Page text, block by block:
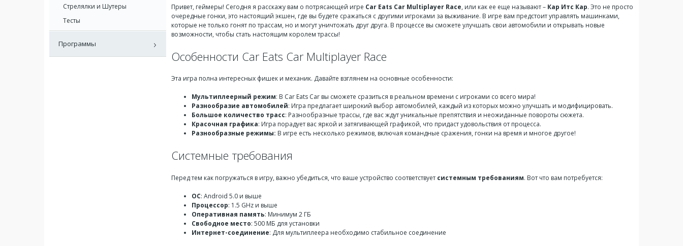
Привет, геймеры! Сегодня я расскажу вам о потрясающей игре Car Eats Car Multiplayer Race, или как ее еще называют – Кар Итс Кар. Это не просто
очередные гонки, это настоящий экшен, где вы будете сражаться с другими игроками за выживание. В игре вам предстоит управлять машинками,
которые не только гонят по трассам, но и могут уничтожать друг друга. В процессе вы сможете улучшать свои автомобили и открывать новые
возможности, чтобы стать настоящим королем трассы!
Особенности Car Eats Car Multiplayer Race
Эта игра полна интересных фишек и механик. Давайте взглянем на основные особенности:
Мультиплеерный режим: В Car Eats Car вы сможете сразиться в реальном времени с игроками со всего мира!
Разнообразие автомобилей: Игра предлагает широкий выбор автомобилей, каждый из которых можно улучшать и модифицировать.
Большое количество трасс: Разнообразные трассы, где вас ждут уникальные препятствия и неожиданные повороты сюжета.
Красочная графика: Игра порадует вас яркой и затягивающей графикой, что придаст удовольствия от процесса.
Разнообразные режимы: В игре есть несколько режимов, включая командные сражения, гонки на время и многое другое!
Системные требования
Перед тем как погружаться в игру, важно убедиться, что ваше устройство соответствует системным требованиям. Вот что вам потребуется:
ОС: Android 5.0 и выше
Процессор: 1.5 GHz и выше
Оперативная память: Минимум 2 ГБ
Свободное место: 500 МБ для установки
Интернет-соединение: Для мультиплеера необходимо стабильное соединение
Стрелялки и Шутеры
Тесты
Программы